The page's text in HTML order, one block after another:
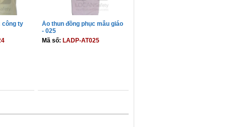
công ty
Áo thun đồng phục mẫu giáo
- 025
Mã số: LADP-AT025